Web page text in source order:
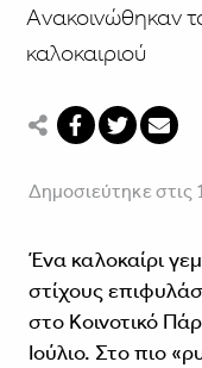
Aνακοινώθηκαν
καλοκαιριού
Δημοσιεύτηκε
Ένα καλοκαίρι
στίχους
στο Κοινοτικό
Ιούλιο. Στο πιο